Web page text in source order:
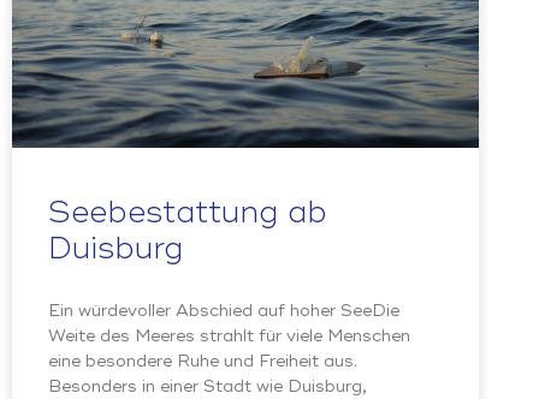
Seebestattung ab
Duisburg
Ein würdevoller Abschied auf hoher SeeDie
Weite des Meeres strahlt für viele Menschen
eine besondere Ruhe und Freiheit aus.
Besonders in einer Stadt wie Duisburg,